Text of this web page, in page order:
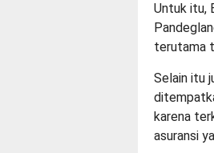
Untuk itu,
terutama
Selain itu
karena
asuransi